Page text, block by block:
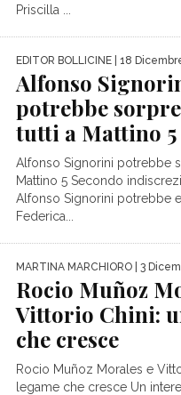
Priscilla ...
EDITOR BOLLICINE | 18
Alfonso
potrebbe
tutti a Mattino 5
Alfonso Signorini potrebbe
Mattino 5 Secondo
Alfonso Signorini potrebbe
Federica...
MARTINA MARCHIORO | 3
Rocio Muñoz
Vittorio Chini:
che cresce
Rocio Muñoz Morales e
legame che cresce Un